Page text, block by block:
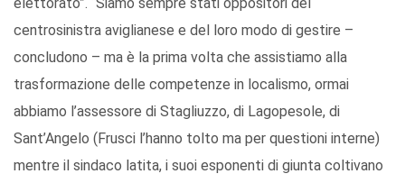
elettorato”. “Siamo sempre stati oppositori del
centrosinistra aviglianese e del loro modo di gestire –
concludono – ma è la prima volta che assistiamo alla
trasformazione delle competenze in localismo, ormai
abbiamo l’assessore di Stagliuzzo, di Lagopesole, di
Sant’Angelo (Frusci l’hanno tolto ma per questioni interne)
mentre il sindaco latita, i suoi esponenti di giunta coltivano